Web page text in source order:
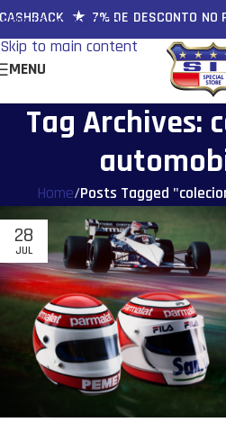
Skip to navigation
Skip to main content
★ 7% DE DESCONTO NO
MENU
Tag Archives:
Home/Posts Tagged
28
JUL